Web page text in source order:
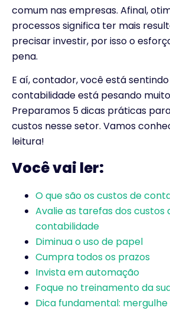
comum nas empresas. Afinal,
processos significa ter mais
precisar investir, por isso o
pena.
E aí, contador, você está
contabilidade está pesando
Preparamos 5 dicas práticas
custos nesse setor. Vamos
leitura!
Você vai ler:
O que são os custos de
Avalie as tarefas dos custos
contabilidade
Diminua o uso de papel
Cumpra todos os prazos
Invista em automação
Foque no treinamento da
Dica fundamental: mergulhe